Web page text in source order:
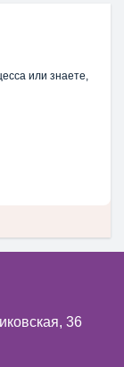
или знаете,
36